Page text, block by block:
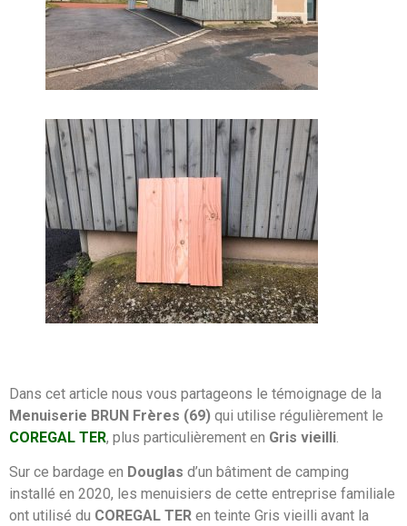
Dans cet article nous vous partageons le témoignage de la
Menuiserie BRUN Frères (69) qui utilise régulièrement le
COREGAL TER, plus particulièrement en Gris vieilli.
Sur ce bardage en Douglas d’un bâtiment de camping
installé en 2020, les menuisiers de cette entreprise familiale
ont utilisé du COREGAL TER en teinte Gris vieilli avant la